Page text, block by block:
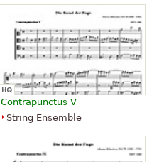
Contrapunctus V
String Ensemble